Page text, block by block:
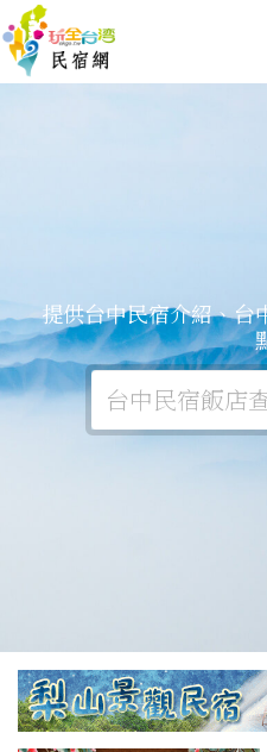
提供台中民宿介紹、台